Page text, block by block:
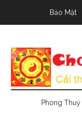
Bảo Mật
Phong Thuỷ